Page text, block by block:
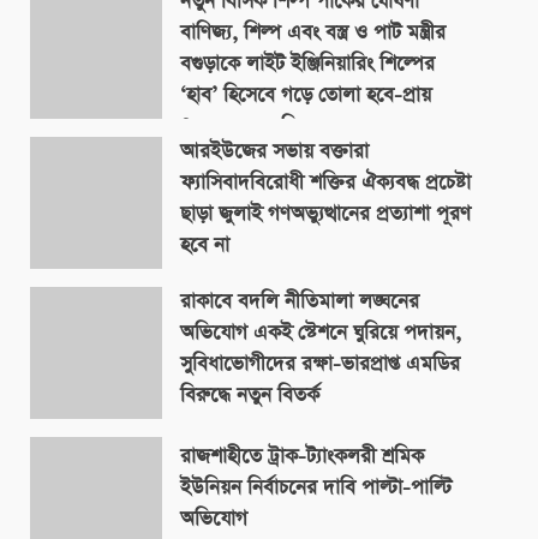
বাণিজ্য, শিল্প এবং বস্ত্র ও পাট মন্ত্রীর
বগুড়াকে লাইট ইঞ্জিনিয়ারিং শিল্পের
‘হাব’ হিসেবে গড়ে তোলা হবে-প্রায়
৪০০ একর জমিতে
August 9, 2026
আরইউজের সভায় বক্তারা
ফ্যাসিবাদবিরোধী শক্তির ঐক্যবদ্ধ প্রচেষ্টা
ছাড়া জুলাই গণঅভ্যুত্থানের প্রত্যাশা পূরণ
হবে না
রাকাবে বদলি নীতিমালা লঙ্ঘনের
অভিযোগ একই স্টেশনে ঘুরিয়ে পদায়ন,
সুবিধাভোগীদের রক্ষা-ভারপ্রাপ্ত এমডির
বিরুদ্ধে নতুন বিতর্ক
রাজশাহীতে ট্রাক-ট্যাংকলরী শ্রমিক
ইউনিয়ন নির্বাচনের দাবি পাল্টা-পাল্টি
অভিযোগ